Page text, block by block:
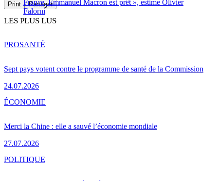
France, Emmanuel Macron est prêt », estime Olivier
Falorni
Print Partager
LES PLUS LUS
Sept pays votent contre le programme de santé de la Commission
24.07.2026
PROSANTÉ
Merci la Chine : elle a sauvé l’économie mondiale
27.07.2026
ÉCONOMIE
POLITIQUE